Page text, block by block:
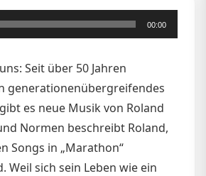
00:00
Seit über 50 Jahren
generationenübergreifendes
es neue Musik von Roland
Normen beschreibt Roland,
Songs in „Marathon“
Weil sich sein Leben wie ein